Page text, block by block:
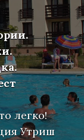
легко!
Утриш